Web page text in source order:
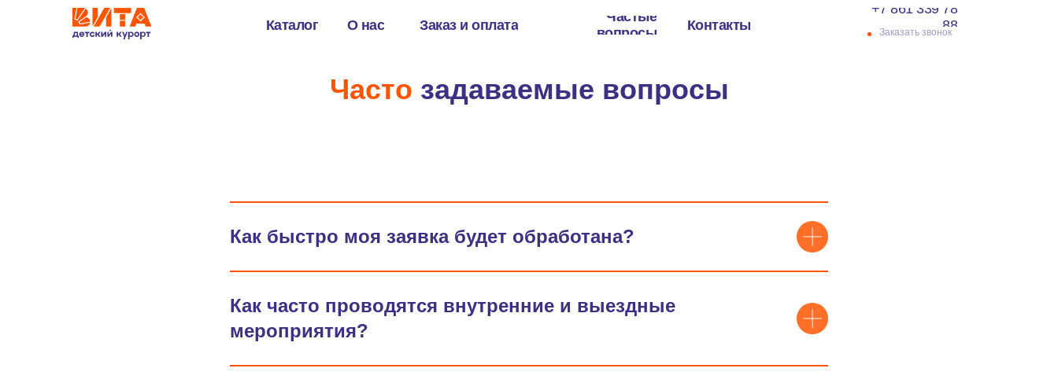
Заказать звонок
+7 861 339 78
88
О нас Контакты
Частые
вопросы
Заказ и оплата
Каталог
Часто задаваемые вопросы
Как быстро моя заявка будет обработана?
Как часто проводятся внутренние и выездные
мероприятия?